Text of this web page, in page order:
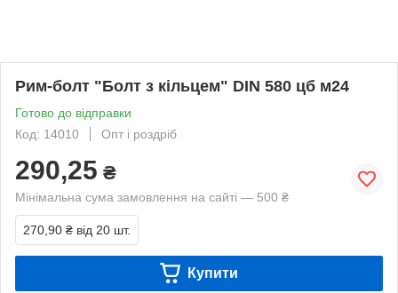
Рим-болт "Болт з кільцем" DIN 580 цб м24
Готово до відправки
Код: 14010
Опт і роздріб
290,25 ₴
Мінімальна сума замовлення на сайті — 500 ₴
270,90 ₴ від 20 шт.
Купити